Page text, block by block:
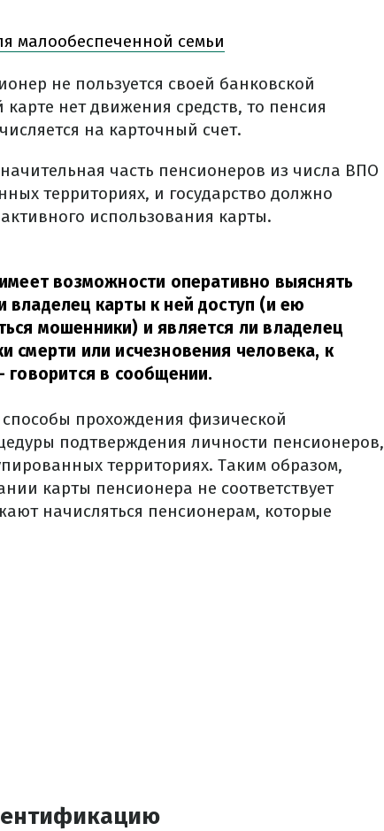
малообеспеченной семьи
не пользуется своей банковской
нет движения средств, то пенсия
на карточный счет.
часть пенсионеров из числа ВПО
территориях, и государство должно
использования карты.
возможности оперативно выяснять
карты к ней доступ (и ею
мошенники) и является ли владелец
смерти или исчезновения человека, к
говорится в сообщении.
прохождения физической
подтверждения личности пенсионеров,
территориях. Таким образом,
карты пенсионера не соответствует
начисляться пенсионерам, которые